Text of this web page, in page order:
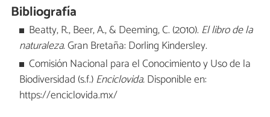
Bibliografía
Beatty, R., Beer, A., & Deeming, C. (2010). El libro de la
naturaleza.Gran Bretaña: Dorling Kindersley.
Comisión Nacional para el Conocimiento y Uso de la
Biodiversidad (s.f.)Enciclovida.Disponible en:
https://enciclovida.mx/